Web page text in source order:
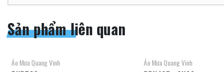
Sản phẩm liên quan
Áo Mưa Quang Vinh Áo Mưa Quang Vinh